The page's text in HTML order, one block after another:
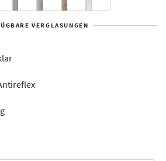
Alaska
VERGLASUNGEN